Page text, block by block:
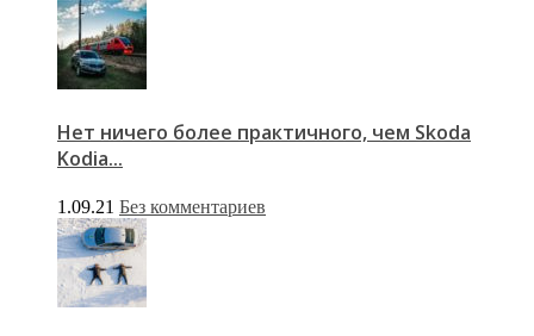
Нет ничего более практичного, чем Skoda
Kodia...
1.09.21 Без комментариев